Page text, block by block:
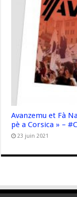
Avanzemu et Fà
pè a Corsica » –
23 juin 2021